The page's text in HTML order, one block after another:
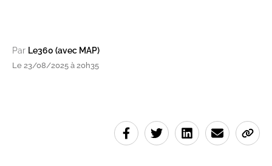
Par Le360 (avec MAP)
Le 23/08/2025 à 20h35